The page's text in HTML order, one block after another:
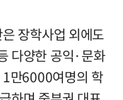
장학사업 외에도
다양한 공익·문화
1만6000여명의 학